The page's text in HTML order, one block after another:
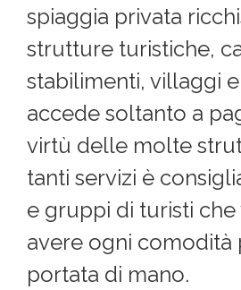
spiaggia privata
strutture turistiche,
stabilimenti, villaggi
accede soltanto a
virtù delle molte
tanti servizi è
e gruppi di turisti
avere ogni comodità
portata di mano.